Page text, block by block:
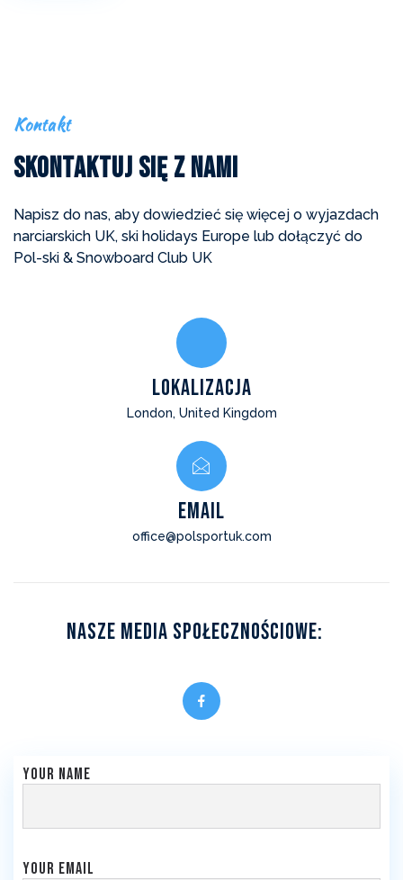
Kontakt
Skontaktuj Się z Nami
Napisz do nas, aby dowiedzieć się więcej o wyjazdach
narciarskich UK, ski holidays Europe lub dołączyć do
Pol-ski & Snowboard Club UK
Lokalizacja
London, United Kingdom
EMAIL
office@polsportuk.com
Nasze Media Społecznościowe:
Your name
Your email